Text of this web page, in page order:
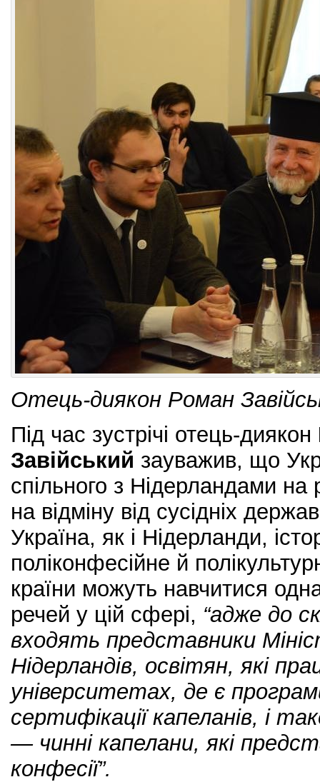
Отець-диякон Роман
Під час зустрічі отець-диякон
Завійський зауважив, що
спільного з Нідерландами на
на відміну від сусідніх
Україна, як і Нідерланди,
поліконфесійне й
країни можуть навчитися
речей у цій сфері, “адже до
входять представники
Нідерландів, освітян, які
університетах, де є
сертифікації капеланів, і
— чинні капелани, які
конфесії”.